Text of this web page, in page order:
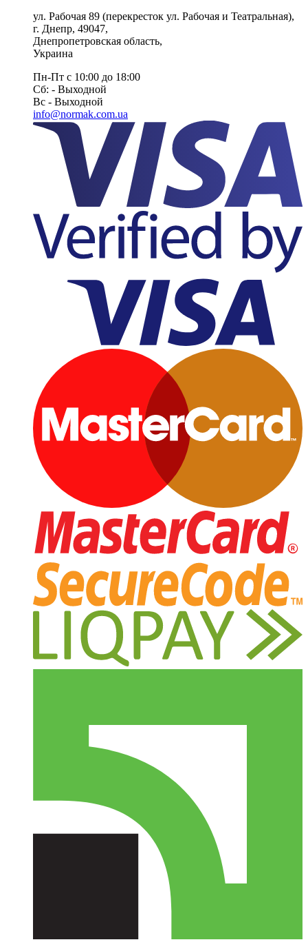
ул. Рабочая 89 (перекресток ул. Рабочая и Театральная),
г. Днепр, 49047,
Днепропетровская область,
Украина
Пн-Пт с 10:00 до 18:00
Сб: - Выходной
Вс - Выходной
info@normak.com.ua